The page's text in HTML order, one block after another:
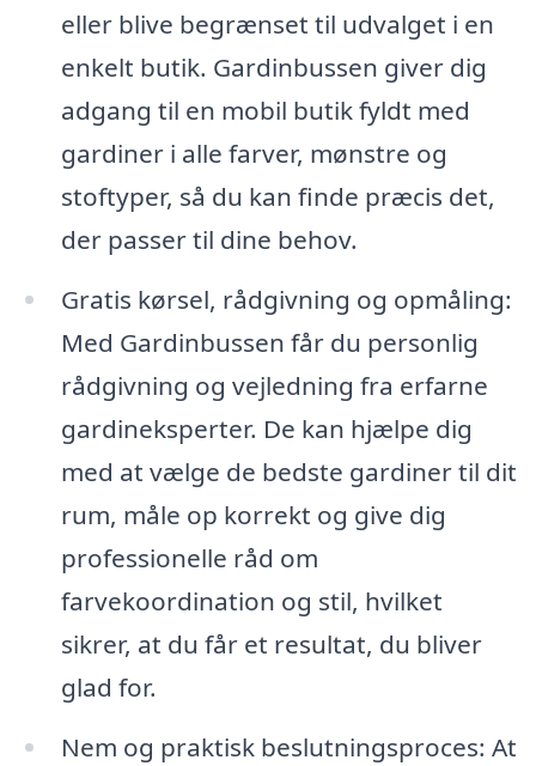
eller blive begrænset til udvalget i en
enkelt butik. Gardinbussen giver dig
adgang til en mobil butik fyldt med
gardiner i alle farver, mønstre og
stoftyper, så du kan finde præcis det,
der passer til dine behov.
Gratis kørsel, rådgivning og opmåling:
Med Gardinbussen får du personlig
rådgivning og vejledning fra erfarne
gardineksperter. De kan hjælpe dig
med at vælge de bedste gardiner til dit
rum, måle op korrekt og give dig
professionelle råd om
farvekoordination og stil, hvilket
sikrer, at du får et resultat, du bliver
glad for.
Nem og praktisk beslutningsproces: At